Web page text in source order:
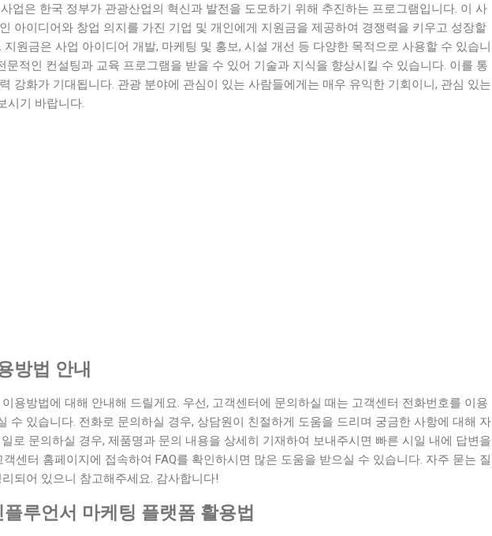
업은 한국 정부가 관광산업의 혁신과 발전을 도모하기 위해 추진하는 프로그램입니다. 이 사
아이디어와 창업 의지를 가진 기업 및 개인에게 지원금을 제공하여 경쟁력을 키우고 성장할
원금은 사업 아이디어 개발, 마케팅 및 홍보, 시설 개선 등 다양한 목적으로 사용할 수 있습니
문적인 컨설팅과 교육 프로그램을 받을 수 있어 기술과 지식을 향상시킬 수 있습니다. 이를 통
강화가 기대됩니다. 관광 분야에 관심이 있는 사람들에게는 매우 유익한 기회이니, 관심 있는
시기 바랍니다.
방법 안내
용방법에 대해 안내해 드릴게요. 우선, 고객센터에 문의하실 때는 고객센터 전화번호를 이용
수 있습니다. 전화로 문의하실 경우, 상담원이 친절하게 도움을 드리며 궁금한 사항에 대해 자
로 문의하실 경우, 제품명과 문의 내용을 상세히 기재하여 보내주시면 빠른 시일 내에 답변을
센터 홈페이지에 접속하여 FAQ를 확인하시면 많은 도움을 받으실 수 있습니다. 자주 묻는 질
되어 있으니 참고해주세요. 감사합니다!
루언서 마케팅 플랫폼 활용법